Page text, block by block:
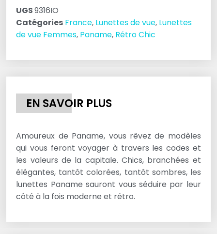
UGS9316IO
Catégories France, Lunettes de vue, Lunettes
de vue Femmes, Paname, Rétro Chic
EN SAVOIR PLUS
Amoureux de Paname, vous rêvez de modèles
qui vous feront voyager à travers les codes et
les valeurs de la capitale. Chics, branchées et
élégantes, tantôt colorées, tantôt sombres, les
lunettes Paname sauront vous séduire par leur
côté à la fois moderne et rétro.